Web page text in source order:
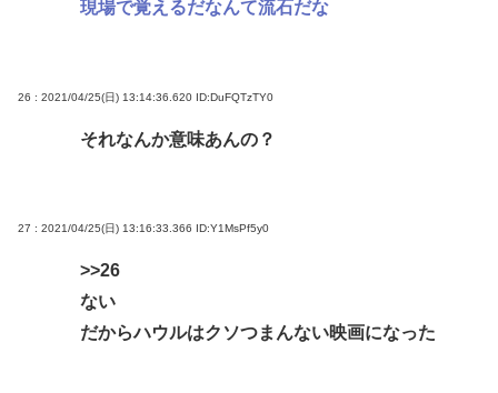
現場で覚えるだなんて流石だな
26 : 2021/04/25(日) 13:14:36.620 ID:DuFQTzTY0
それなんか意味あんの？
27 : 2021/04/25(日) 13:16:33.366 ID:Y1MsPf5y0
>>26
ない
だからハウルはクソつまんない映画になった